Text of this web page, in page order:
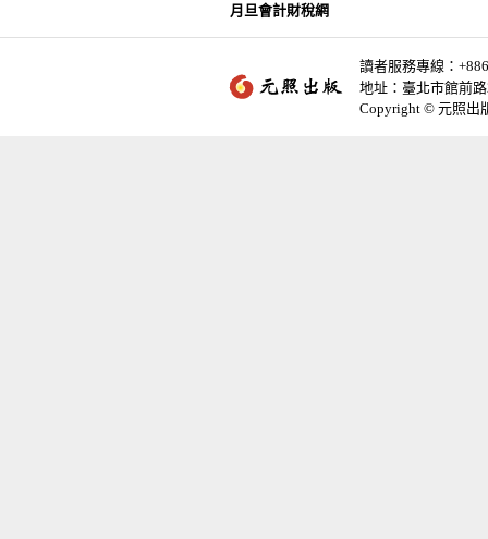
月旦會計財稅網
讀者服務專線：
地址：臺北市館前
Copyright © 元照出